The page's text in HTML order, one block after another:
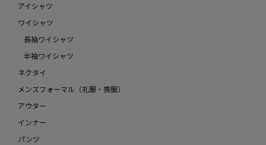
アイシャツ
ワイシャツ
長袖ワイシャツ
半袖ワイシャツ
ネクタイ
メンズフォーマル（礼服・喪服）
アウター
インナー
パンツ